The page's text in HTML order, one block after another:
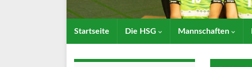
Startseite Die HSG Mannschaften